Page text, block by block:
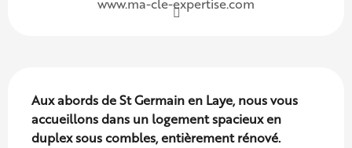
www.ma-cle-expertise.com
Description
Aux abords de St Germain en Laye, nous vous
accueillons dans un logement spacieux en
duplex sous combles, entièrement rénové.